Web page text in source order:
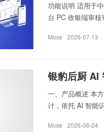
功能说明 适用于
台 PC 收银端审
Mose 2026-07-13
银豹后厨 AI
一、产品概述 本
计，依托 AI 智能
Mose 2026-06-24